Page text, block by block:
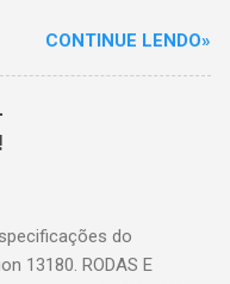
hoje faturam uma grana
da internet em todo o
mais comum que todos
redes sociais, sua
os perrengues e
postam diariamente
feitas, dos
CONTINUE LENDO»
do
13180. RODAS E